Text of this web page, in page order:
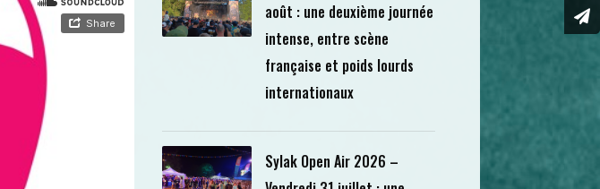
août : une deuxième journée
intense, entre scène
française et poids lourds
internationaux
Sylak Open Air 2026 –